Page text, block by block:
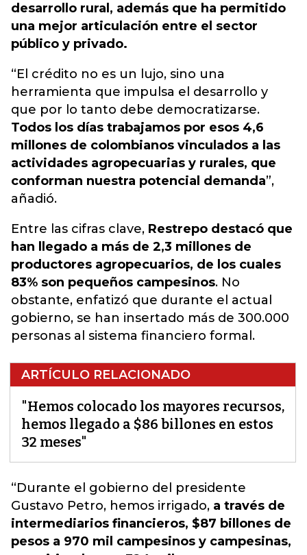
desarrollo rural, además que ha permitido
una mejor articulación entre el sector
público y privado.
“El crédito no es un lujo, sino una
herramienta que impulsa el desarrollo y
que por lo tanto debe democratizarse.
Todos los días trabajamos por esos 4,6
millones de colombianos vinculados a las
actividades agropecuarias y rurales, que
conforman nuestra potencial demanda”,
añadió.
Entre las cifras clave, Restrepo destacó que
han llegado a más de 2,3 millones de
productores agropecuarios, de los cuales
83% son pequeños campesinos. No
obstante, enfatizó que durante el actual
gobierno, se han insertado más de 300.000
personas al sistema financiero formal.
ARTÍCULO RELACIONADO
"Hemos colocado los mayores recursos,
hemos llegado a $86 billones en estos
32 meses"
“Durante el gobierno del presidente
Gustavo Petro, hemos irrigado, a través de
intermediarios financieros, $87 billones de
pesos a 970 mil campesinos y campesinas,